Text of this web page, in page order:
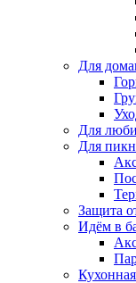
Для
Для
Для
Защита
Идём в